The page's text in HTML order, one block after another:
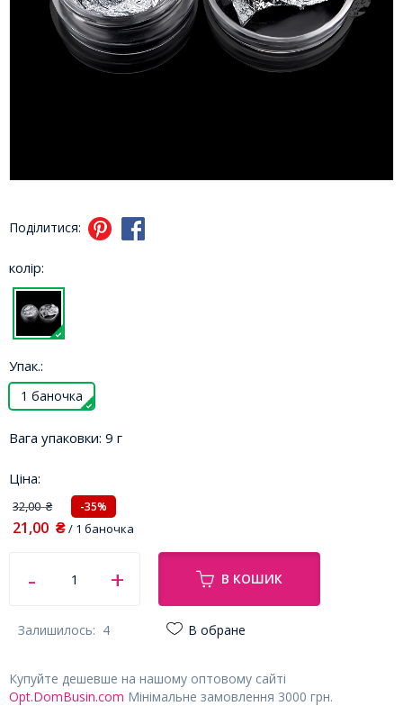
Поділитися:
колір:
Упак.:
1 баночка
Вага упаковки: 9 г
Ціна:
32,00₴ -35%
21,00 ₴/ 1 баночка
В КОШИК
Залишилось: 4 В обране
Купуйте дешевше на нашому оптовому сайті
Opt.DomBusin.com Мінімальне замовлення 3000 грн.